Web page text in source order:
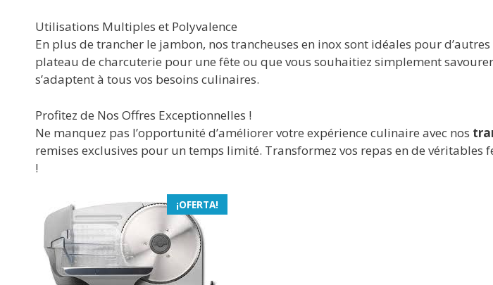
Utilisations Multiples et Polyvalence
En plus de trancher le jambon, nos trancheuses en inox sont idéales pour
plateau de charcuterie pour une fête ou que vous souhaitiez simplement
s’adaptent à tous vos besoins culinaires.
Profitez de Nos Offres Exceptionnelles !
Ne manquez pas l’opportunité d’améliorer votre expérience culinaire avec nos
remises exclusives pour un temps limité. Transformez vos repas en de
!
¡OFERTA!